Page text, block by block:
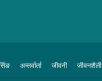
अन्तर्वार्ता जीवनी जीवनशैली